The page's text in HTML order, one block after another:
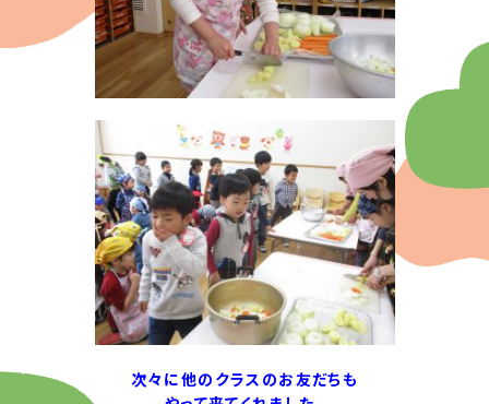
次々に他のクラスのお友だちも